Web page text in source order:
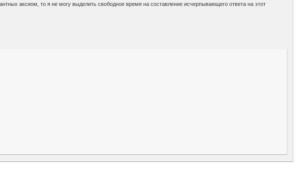
аксиом, то я не могу выделить свободное время на составление исчерпывающего ответа на этот